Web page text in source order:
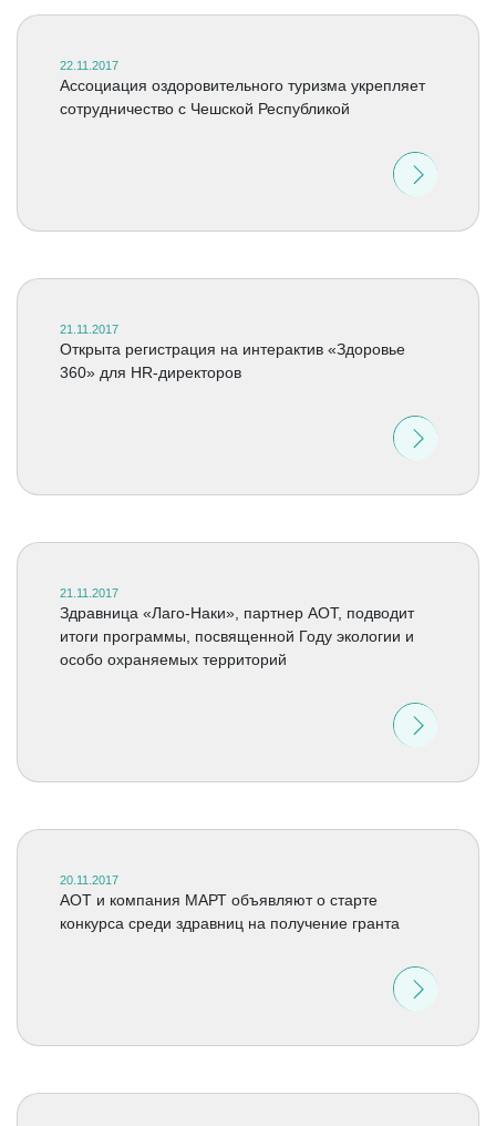
22.11.2017
Ассоциация оздоровительного туризма укрепляет
сотрудничество с Чешской Республикой
21.11.2017
Открыта регистрация на интерактив «Здоровье
360» для HR-директоров
21.11.2017
Здравница «Лаго-Наки», партнер АОТ, подводит
итоги программы, посвященной Году экологии и
особо охраняемых территорий
20.11.2017
АОТ и компания МАРТ объявляют о старте
конкурса среди здравниц на получение гранта